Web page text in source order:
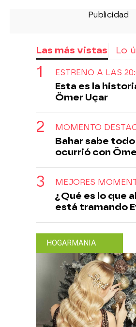
Las más vistas Lo
ESTRENO A LAS
Esta es la
Ömer Uçar
MOMENTO
Bahar sabe
ocurrió con
MEJORES
¿Qué es lo que
está tramando
HOGARMANIA